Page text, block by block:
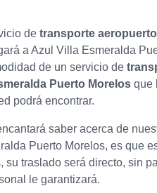
de transporte
a Azul Villa Esmeralda
de un servicio de
Puerto Morelos que
podrá encontrar.
saber acerca de
Puerto Morelos, es que
su traslado será directo, sin
le garantizará.